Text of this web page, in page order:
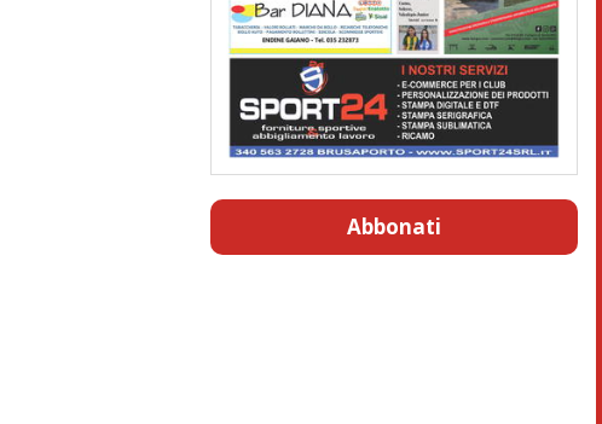
Abbonati